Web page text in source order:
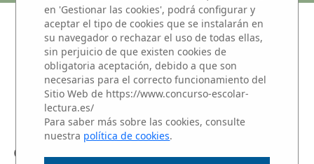
NIVEL 3: Alumnos de 1 y 2 de
BACHILLERATO
Haz clic sobre el nombre del alumno para
escuchar su Microrrelato.
Beatrice Georgiana Mihalciuc
en 'Gestionar las cookies', podrá configurar y
aceptar el tipo de cookies que se instalarán en
su navegador o rechazar el uso de todas ellas,
sin perjuicio de que existen cookies de
obligatoria aceptación, debido a que son
necesarias para el correcto funcionamiento del
Sitio Web de https://www.concurso-escolar-
lectura.es/
Para saber más sobre las cookies, consulte
nuestra política de cookies.